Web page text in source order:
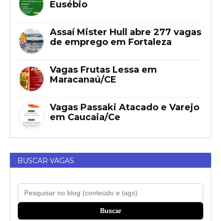
Eusébio
Assaí Mister Hull abre 277 vagas
de emprego em Fortaleza
Vagas Frutas Lessa em
Maracanaú/CE
Vagas Passaki Atacado e Varejo
em Caucaia/Ce
BUSCAR VAGAS
Buscar